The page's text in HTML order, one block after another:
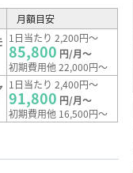
月額目安
1日当たり 2,200円～
85,800 円/月～
初期費用他 22,000円～
1日当たり 2,400円～
91,800 円/月～
初期費用他 16,500円～